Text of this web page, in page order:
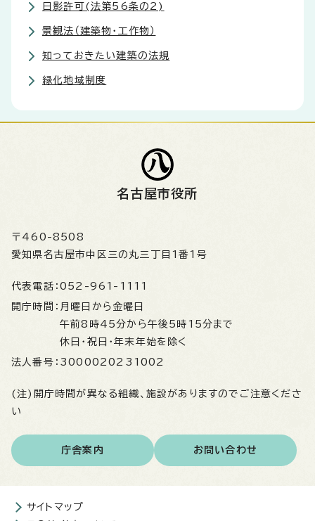
日影許可(法第56条の2)
景観法（建築物・工作物）
知っておきたい建築の法規
緑化地域制度
名古屋市役所
〒460-8508
愛知県名古屋市中区三の丸三丁目1番1号
代表電話： 052-961-1111
開庁時間： 月曜日から金曜日
午前8時45分から午後5時15分まで
休日・祝日・年末年始を除く
法人番号： 3000020231002
(注)開庁時間が異なる組織、施設がありますのでご注意くださ
い
庁舎案内 お問い合わせ
サイトマップ